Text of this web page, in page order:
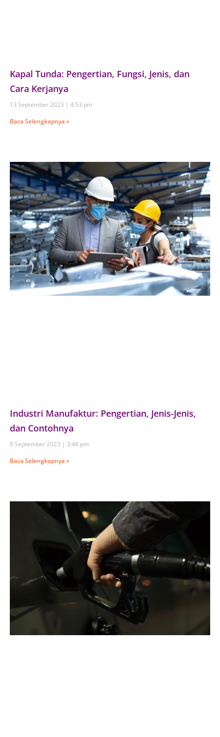
Kapal Tunda: Pengertian, Fungsi, Jenis, dan
Cara Kerjanya
13 September 2023
4:53 pm
Baca Selengkapnya »
Industri Manufaktur: Pengertian, Jenis-Jenis,
dan Contohnya
8 September 2023
3:46 pm
Baca Selengkapnya »